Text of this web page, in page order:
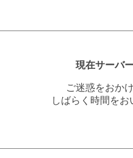
現在サーバ
ご迷惑をおか
しばらく時間を